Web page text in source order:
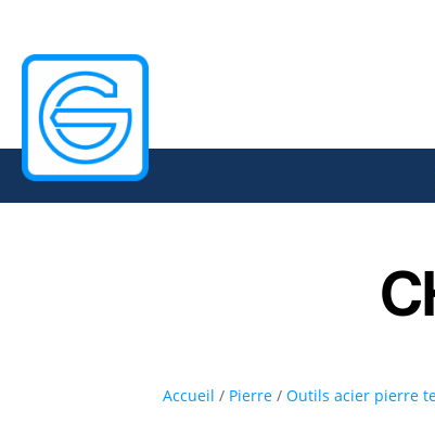
Accueil / Pierre /Outils acier pierre